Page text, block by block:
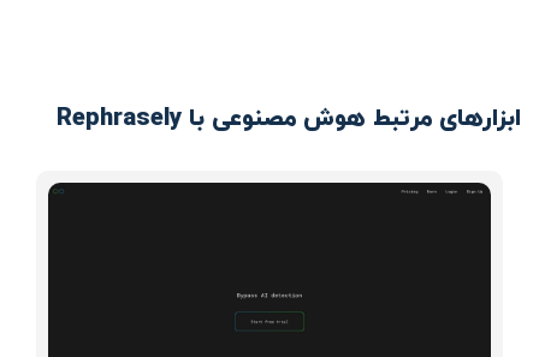
ابزارهای مرتبط هوش مصنوعی با Rephrasely